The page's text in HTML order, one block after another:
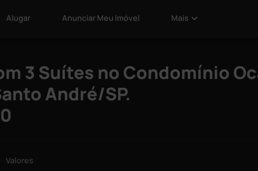
Alugar Anunciar Meu Imóvel Mais
3 Suítes no Condomínio
André/SP.
Valores